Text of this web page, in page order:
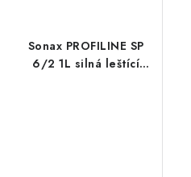
Sonax PROFILINE SP
6/2 1L silná leštící